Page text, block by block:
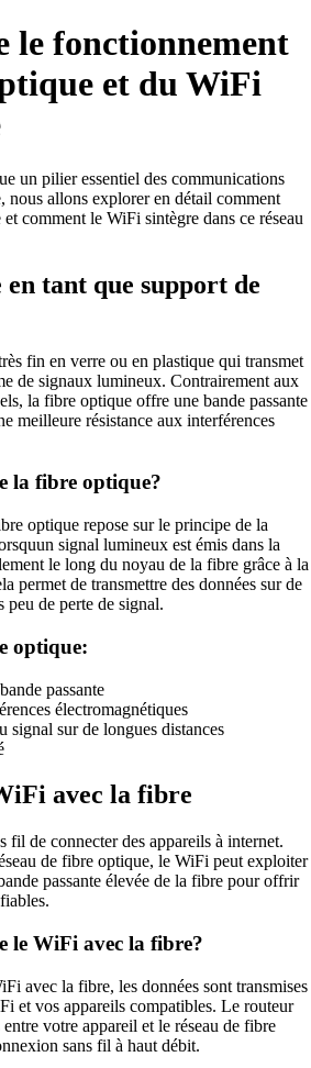
le fonctionnement
et du WiFi
un pilier essentiel des communications
nous allons explorer en détail comment
comment le WiFi sintègre dans ce réseau
tant que support de
fin en verre ou en plastique qui transmet
de signaux lumineux. Contrairement aux
la fibre optique offre une bande passante
meilleure résistance aux interférences
la fibre optique?
optique repose sur le principe de la
signal lumineux est émis dans la
le long du noyau de la fibre grâce à la
permet de transmettre des données sur de
peu de perte de signal.
optique:
passante
électromagnétiques
signal sur de longues distances
avec la fibre
fil de connecter des appareils à internet.
de fibre optique, le WiFi peut exploiter
passante élevée de la fibre pour offrir
le WiFi avec la fibre?
avec la fibre, les données sont transmises
et vos appareils compatibles. Le routeur
votre appareil et le réseau de fibre
sans fil à haut débit.